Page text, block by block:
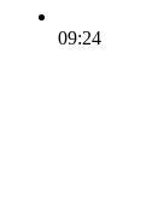
09:24